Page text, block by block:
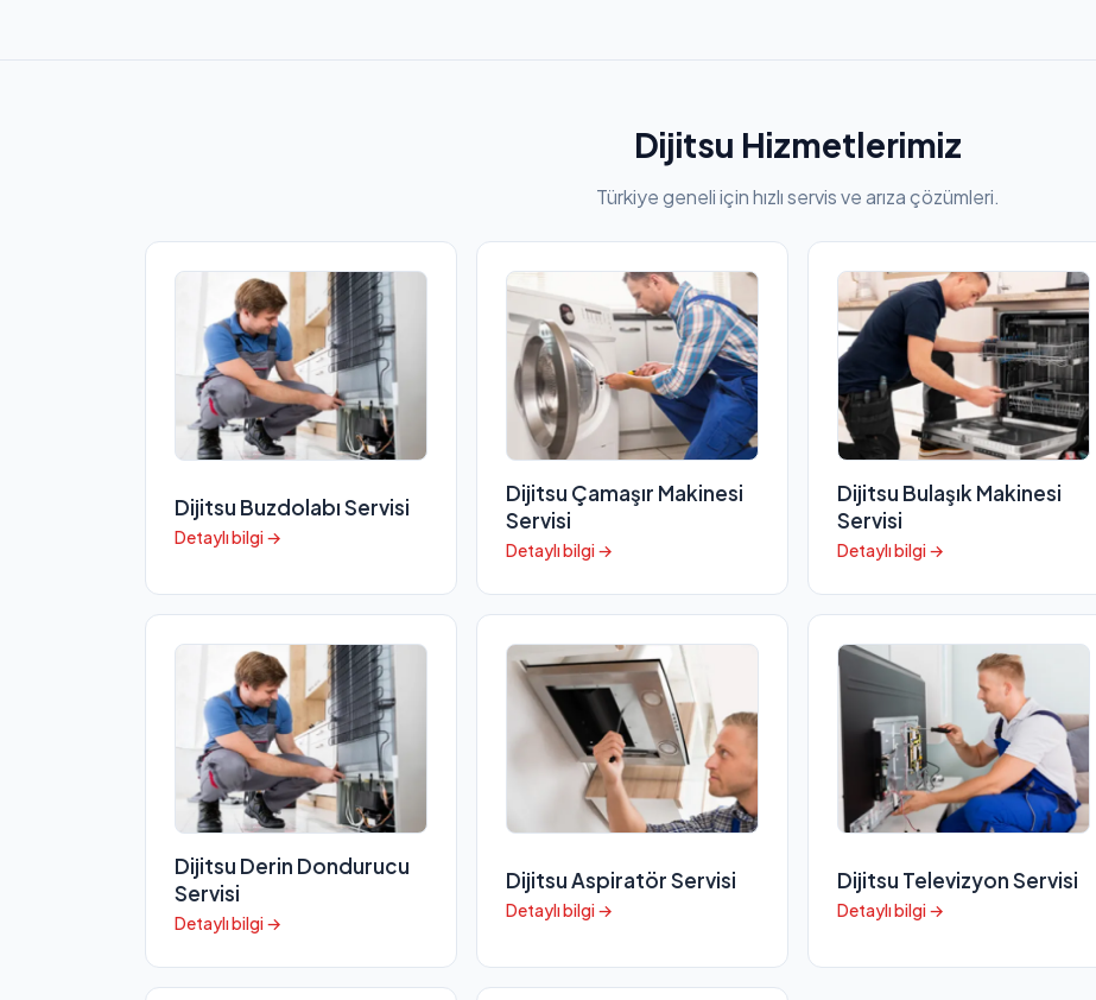
Dijitsu Hizmetlerimiz
Türkiye geneli için hızlı servis ve arıza çözümleri.
Dijitsu Buzdolabı Servisi
Detaylı bilgi →
Dijitsu Çamaşır Makinesi
Servisi
Detaylı bilgi →
Dijitsu Bulaşık Makinesi
Servisi
Detaylı bilgi →
Dijitsu Derin Dondurucu
Servisi
Detaylı bilgi →
Dijitsu Aspiratör Servisi
Detaylı bilgi →
Dijitsu Televizyon Servisi
Detaylı bilgi →